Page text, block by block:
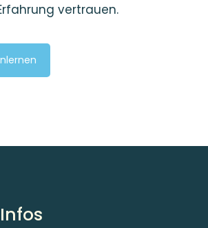
vertrauen.